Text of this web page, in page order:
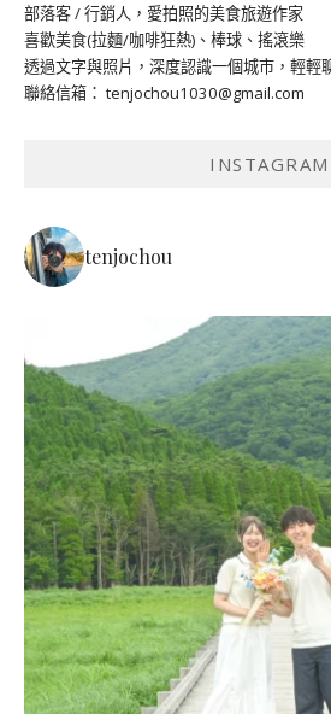
部落客 / 行銷人，愛拍照的美食旅遊作家
喜歡美食(拉麵/咖啡狂熱)、棒球、搖滾樂
透過文字與照片，深度認識一個城市，輕輕
聯絡信箱： tenjochou1030@gmail.com
INSTAGRAM
tenjochou